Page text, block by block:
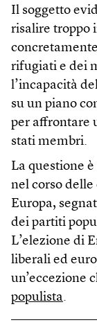
Il soggetto
risalire troppo
rifugiati e dei
l’incapacità
su un piano
per affrontare
stati membri.
La questione
nel corso
Europa,
dei partiti
L’elezione di
liberali ed
un’eccezione
populista.